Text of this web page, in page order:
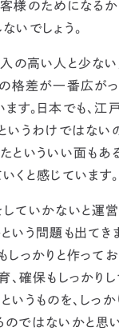
様のためになるか
いでしょう。
の高い人と少ない
格差が一番広が
す。 日本でも、江
いうわけではない
といういい面もあ
くと感じています。
いかないと運営
いう問題も出てきま
っかりと作って
、確保もしっかり
いうものを、し
ではないかと思い